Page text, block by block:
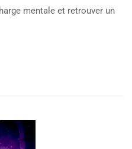
mentale et retrouver un